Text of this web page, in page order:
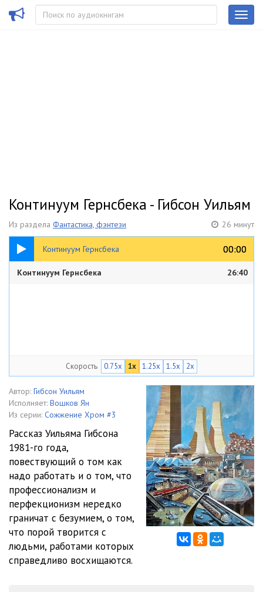
Континуум Гернсбека - Гибсон Уильям
Из раздела Фантастика, фэнтези 26 минут
Континуум Гернсбека 00:00
00:00
26:40
Континуум Гернсбека 26:40
Скорость 0.75x 1x 1.25x 1.5x 2x
Автор: Гибсон Уильям
Исполняет: Вошков Ян
Из серии: Сожжение Хром #3
Рассказ Уильяма Гибсона
1981-го года,
повествующий о том как
надо работать и о том, что
профессионализм и
перфекционизм нередко
граничат с безумием, о том,
что порой творится с
людьми, работами которых
справедливо восхищаются.